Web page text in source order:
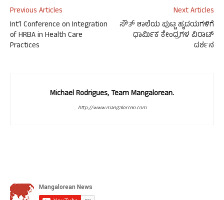
Previous Articles
Int’l Conference on Integration
of HRBA in Health Care
Practices
Next Articles
ಸೌತ್ ಶಾಲೆಯ ಪುಟ್ಟ ಹೃದಯಗಳಿಗೆ
ಧಾರ್ಮಿಕ ಕೇಂದ್ರಗಳ ವಿರಾಟ್
ದರ್ಶನ
Michael Rodrigues, Team Mangalorean.
http://www.mangalorean.com